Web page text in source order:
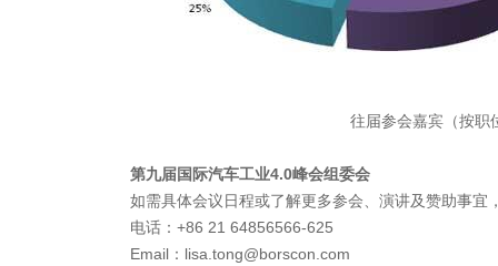
往届参会嘉宾（按职
第九届国际汽车工业4.0峰会组委会
如需具体会议日程或了解更多参会、演讲及赞助事宜
电话：+86 21 64856566-625
Email：lisa.tong@borscon.com